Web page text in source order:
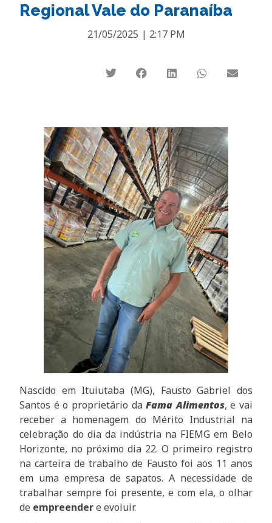
Regional Vale do Paranaíba
21/05/2025 | 2:17 PM
Nascido em Ituiutaba (MG), Fausto Gabriel dos
Santos é o proprietário daFama Alimentos, e vai
receber a homenagem do Mérito Industrial na
celebração do dia da indústria na FIEMG em Belo
Horizonte, no próximo dia 22. O primeiro registro
na carteira de trabalho de Fausto foi aos 11 anos
em uma empresa de sapatos. A necessidade de
trabalhar sempre foi presente, e com ela, o olhar
de empreendere evoluir.